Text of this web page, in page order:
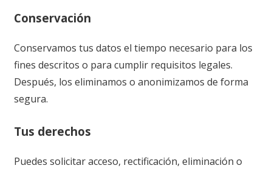
Conservación
Conservamos tus datos el tiempo necesario para los
fines descritos o para cumplir requisitos legales.
Después, los eliminamos o anonimizamos de forma
segura.
Tus derechos
Puedes solicitar acceso, rectificación, eliminación o